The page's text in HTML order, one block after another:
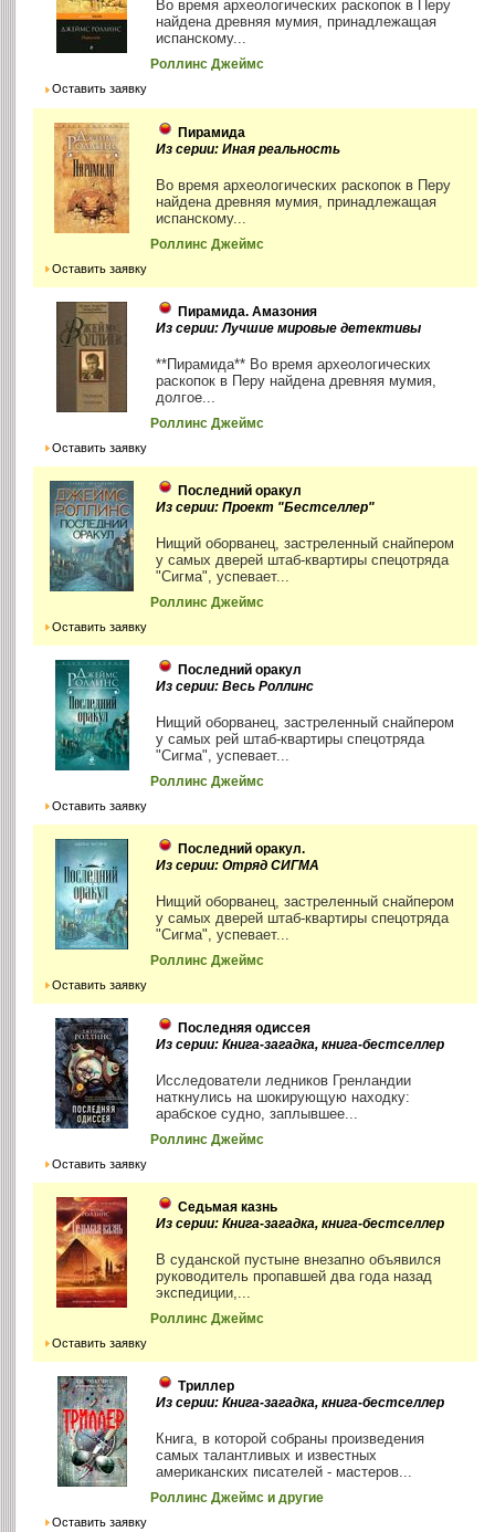
Во время археологических раскопок в Перу
найдена древняя мумия, принадлежащая
испанскому...
Роллинс Джеймс
Оставить заявку
Пирамида
Из серии: Иная реальность
Во время археологических раскопок в Перу
найдена древняя мумия, принадлежащая
испанскому...
Роллинс Джеймс
Оставить заявку
Пирамида. Амазония
Из серии: Лучшие мировые детективы
**Пирамида** Во время археологических
раскопок в Перу найдена древняя мумия,
долгое...
Роллинс Джеймс
Оставить заявку
Последний оракул
Из серии: Проект "Бестселлер"
Нищий оборванец, застреленный снайпером
у самых дверей штаб-квартиры спецотряда
"Сигма", успевает...
Роллинс Джеймс
Оставить заявку
Последний оракул
Из серии: Весь Роллинс
Нищий оборванец, застреленный снайпером
у самых рей штаб-квартиры спецотряда
"Сигма", успевает...
Роллинс Джеймс
Оставить заявку
Последний оракул.
Из серии: Отряд СИГМА
Нищий оборванец, застреленный снайпером
у самых дверей штаб-квартиры спецотряда
"Сигма", успевает...
Роллинс Джеймс
Оставить заявку
Последняя одиссея
Из серии: Книга-загадка, книга-бестселлер
Исследователи ледников Гренландии
наткнулись на шокирующую находку:
арабское судно, заплывшее...
Роллинс Джеймс
Оставить заявку
Седьмая казнь
Из серии: Книга-загадка, книга-бестселлер
В суданской пустыне внезапно объявился
руководитель пропавшей два года назад
экспедиции,...
Роллинс Джеймс
Оставить заявку
Триллер
Из серии: Книга-загадка, книга-бестселлер
Книга, в которой собраны произведения
самых талантливых и известных
американских писателей - мастеров...
Роллинс Джеймс и другие
Оставить заявку